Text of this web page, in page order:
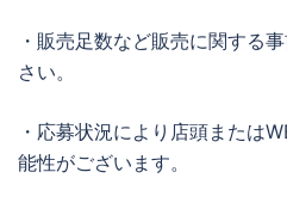
・販売足数など販売に関する
さい。
・応募状況により店頭または
能性がございます。